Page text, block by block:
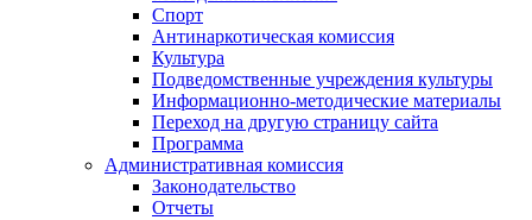
Спорт
Антинаркотическая комиссия
Культура
Подведомственные учреждения культуры
Информационно-методические материалы
Переход на другую страницу сайта
Программа
Административная комиссия
Законодательство
Отчеты